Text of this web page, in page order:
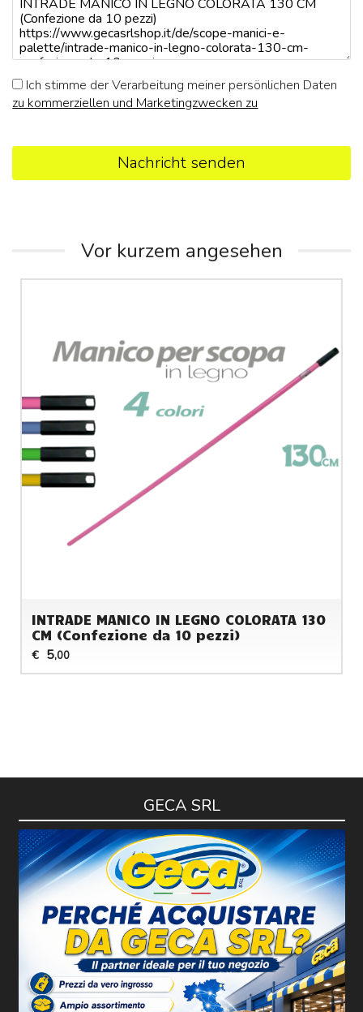
Ich stimme der Verarbeitung meiner persönlichen Daten
zu kommerziellen und Marketingzwecken zu
Nachricht senden
Vor kurzem angesehen
INTRADE MANICO IN LEGNO COLORATA 130
CM (Confezione da 10 pezzi)
€ 5,00
GECA SRL